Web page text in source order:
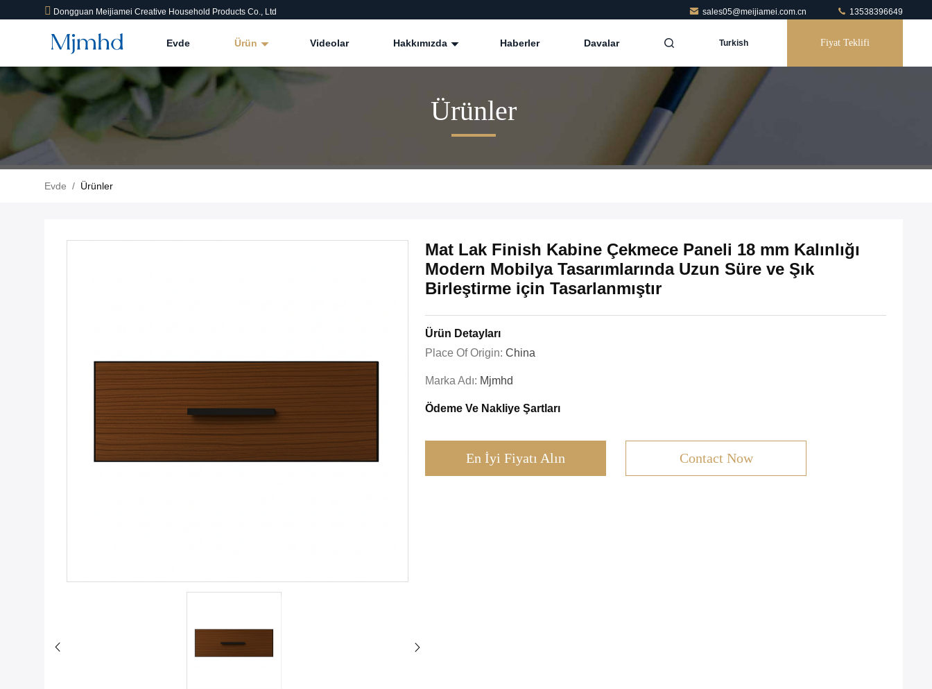
Dongguan Meijiamei Creative Household Products Co., Ltd sales05@meijiamei.com.cn 13538396649
Evde Ürün Videolar Hakkımızda Haberler Davalar Turkish Fiyat Teklifi
Ürünler
Evde / Ürünler
Mat Lak Finish Kabine Çekmece Paneli 18 mm Kalınlığı
Modern Mobilya Tasarımlarında Uzun Süre ve Şık
Birleştirme için Tasarlanmıştır
Ürün Detayları
Place Of Origin: China
Marka Adı: Mjmhd
Ödeme Ve Nakliye Şartları
En İyi Fiyatı Alın Contact Now